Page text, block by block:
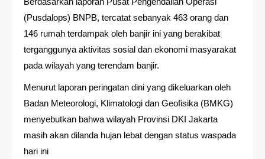
(Pusdalops) BNPB, tercatat sebanyak 463 orang dan
146 rumah terdampak oleh banjir ini yang berakibat
terganggunya aktivitas sosial dan ekonomi masyarakat
pada wilayah yang terendam banjir.
Menurut laporan peringatan dini yang dikeluarkan oleh
Badan Meteorologi, Klimatologi dan Geofisika (BMKG)
menyebutkan bahwa wilayah Provinsi DKI Jakarta
masih akan dilanda hujan lebat dengan status waspada
hari ini